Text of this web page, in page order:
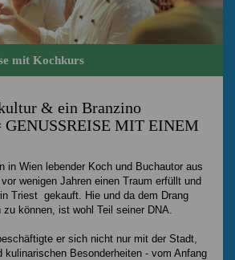
mit Kochkurs
& ein Branzino
GENUSSREISE MIT EINEM
in Wien lebender Koch und Buchautor aus
wenigen Jahren einen Traum erfüllt und
Triest gekauft. Hie und da dem Drang
können, ist wohl Teil seiner DNA.
er sich nicht nur mit der Stadt,
kulinarischen Besonderheiten - vom Anfang